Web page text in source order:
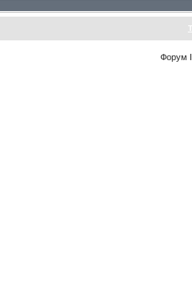
Форум